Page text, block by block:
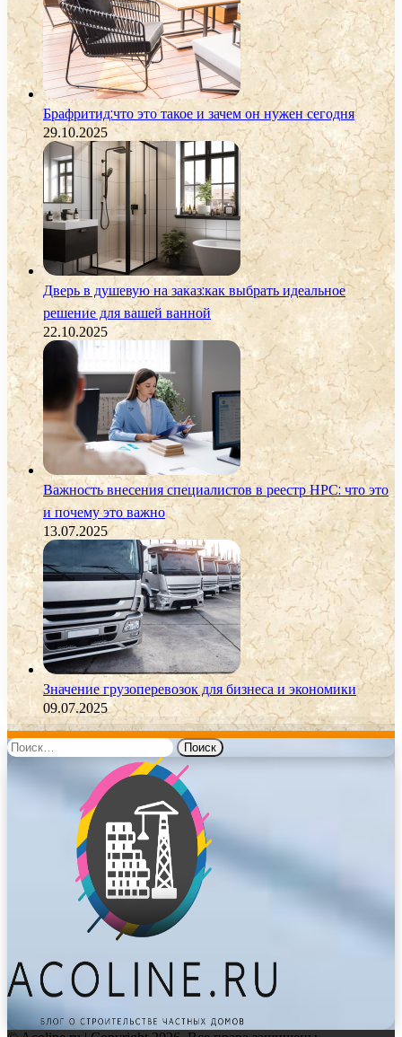
Брафритид:что это такое и зачем он нужен сегодня
29.10.2025
Дверь в душевую на заказ:как выбрать идеальное
решение для вашей ванной
22.10.2025
Важность внесения специалистов в реестр НРС: что это
и почему это важно
13.07.2025
Значение грузоперевозок для бизнеса и экономики
09.07.2025
Найти: